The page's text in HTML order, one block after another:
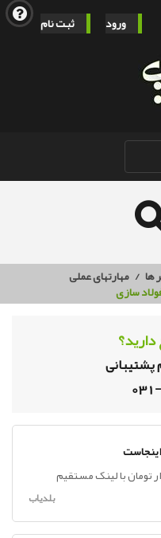
ورود ثبت نام
ها مهارتهای عملی
سازی
پشتیبانی
بلدیاب